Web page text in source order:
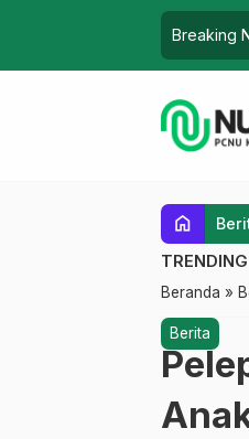
Breaking
home
Beranda »
Berita